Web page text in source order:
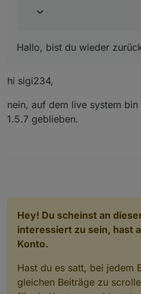
Hallo, bist du wieder
hi sigi234,
nein, auf dem live system
1.5.7 geblieben.
Hey! Du scheinst an
interessiert zu sein, hast
Konto.
Hast du es satt, bei jedem
gleichen Beiträge zu